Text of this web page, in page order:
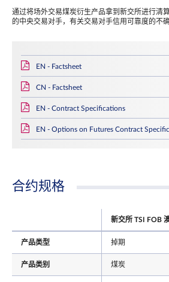
通过将场外交易煤炭衍生产品拿到新交所进行清
的中央交易对手，有关交易对手信用可靠度的不
EN - Factsheet
CN - Factsheet
EN - Contract Specifications
EN - Options on Futures Contract
合约规格
新交所 TSI FOB
产品类型 掉期
产品类别 煤炭